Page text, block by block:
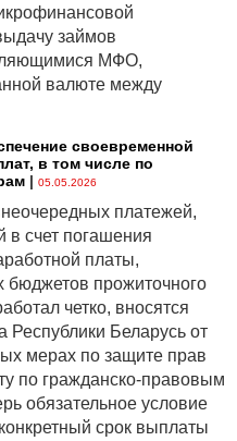
займов
МФО,
валюте между
своевременной
в том числе по
| 05.05.2026
платежей,
в счет погашения
платы,
бюджетов прожиточного
четко, вносятся
Республики Беларусь от
мерах по защите прав
по гражданско-правовым
обязательное условие
срок выплаты